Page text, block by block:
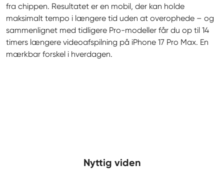
fra chippen. Resultatet er en mobil, der kan holde
maksimalt tempo i længere tid uden at overophede – og
sammenlignet med tidligere Pro-modeller får du op til 14
timers længere videoafspilning på iPhone 17 Pro Max. En
mærkbar forskel i hverdagen.
Nyttig viden